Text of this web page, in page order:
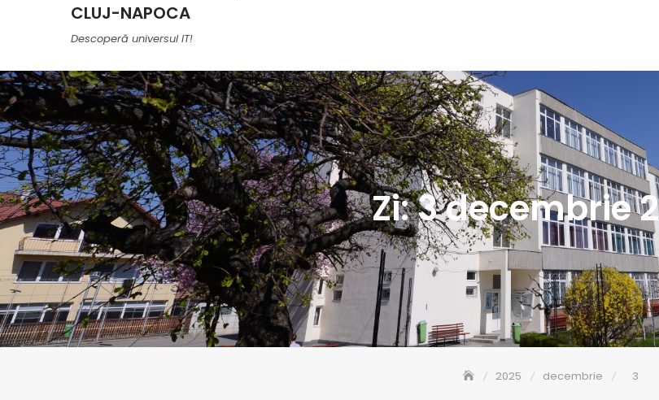
CLUJ-NAPOCA
Descoperă universul IT!
Zi:3 decembrie
2025 decembrie 3